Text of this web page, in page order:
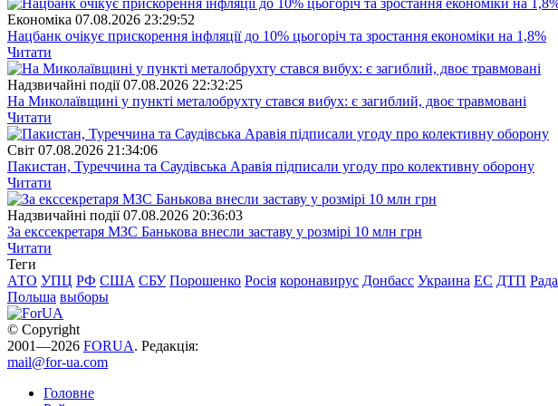
Економіка 07.08.2026 23:29:52
Нацбанк очікує прискорення інфляції до 10% цьогоріч та зростання економіки на 1,8%
Читати
Надзвичайні події 07.08.2026 22:32:25
На Миколаївщині у пункті металобрухту стався вибух: є загиблий, двоє травмовані
Читати
Свiт 07.08.2026 21:34:06
Пакистан, Туреччина та Саудівська Аравія підписали угоду про колективну оборону
Читати
Надзвичайні події 07.08.2026 20:36:03
За екссекретаря МЗС Банькова внесли заставу у розмірі 10 млн грн
Читати
Теги
АТО УПЦ РФ США СБУ Порошенко Росія коронавирус Донбасс Украина ЕС ДТП Рада
Польша выборы
© Copyright
2001—2026 FORUA. Редакція:
mail@for-ua.com
Головне